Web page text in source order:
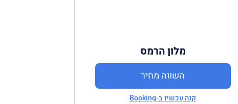
מלון הרמס
השווה מחיר
קנה עכשיו ב-Booking